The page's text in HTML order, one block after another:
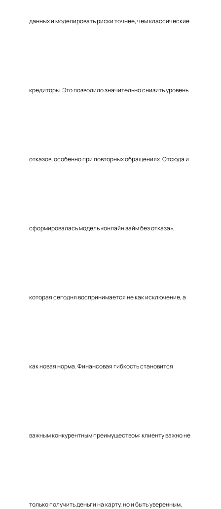
данных и моделировать риски точнее, чем классические
кредиторы. Это позволило значительно снизить уровень
отказов, особенно при повторных обращениях. Отсюда и
сформировалась модель «онлайн займ без отказа»,
которая сегодня воспринимается не как исключение, а
как новая норма. Финансовая гибкость становится
важным конкурентным преимуществом: клиенту важно не
только получить деньги на карту, но и быть уверенным,